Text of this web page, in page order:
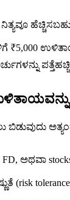
₹5,000
ಬಿಡುವುದು
FD, ಅಥವಾ
(risk